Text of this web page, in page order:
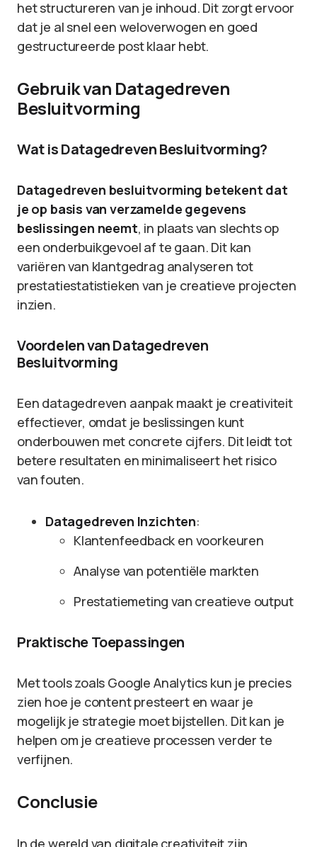
het structureren van je inhoud. Dit zorgt ervoor
dat je al snel een weloverwogen en goed
gestructureerde post klaar hebt.
Gebruik van Datagedreven
Besluitvorming
Wat is Datagedreven Besluitvorming?
Datagedreven besluitvorming betekent dat
je op basis van verzamelde gegevens
beslissingen neemt, in plaats van slechts op
een onderbuikgevoel af te gaan. Dit kan
variëren van klantgedrag analyseren tot
prestatiestatistieken van je creatieve projecten
inzien.
Voordelen van Datagedreven
Besluitvorming
Een datagedreven aanpak maakt je creativiteit
effectiever, omdat je beslissingen kunt
onderbouwen met concrete cijfers. Dit leidt tot
betere resultaten en minimaliseert het risico
van fouten.
Datagedreven Inzichten:
Klantenfeedback en voorkeuren
Analyse van potentiële markten
Prestatiemeting van creatieve output
Praktische Toepassingen
Met tools zoals Google Analytics kun je precies
zien hoe je content presteert en waar je
mogelijk je strategie moet bijstellen. Dit kan je
helpen om je creatieve processen verder te
verfijnen.
Conclusie
In de wereld van digitale creativiteit zijn